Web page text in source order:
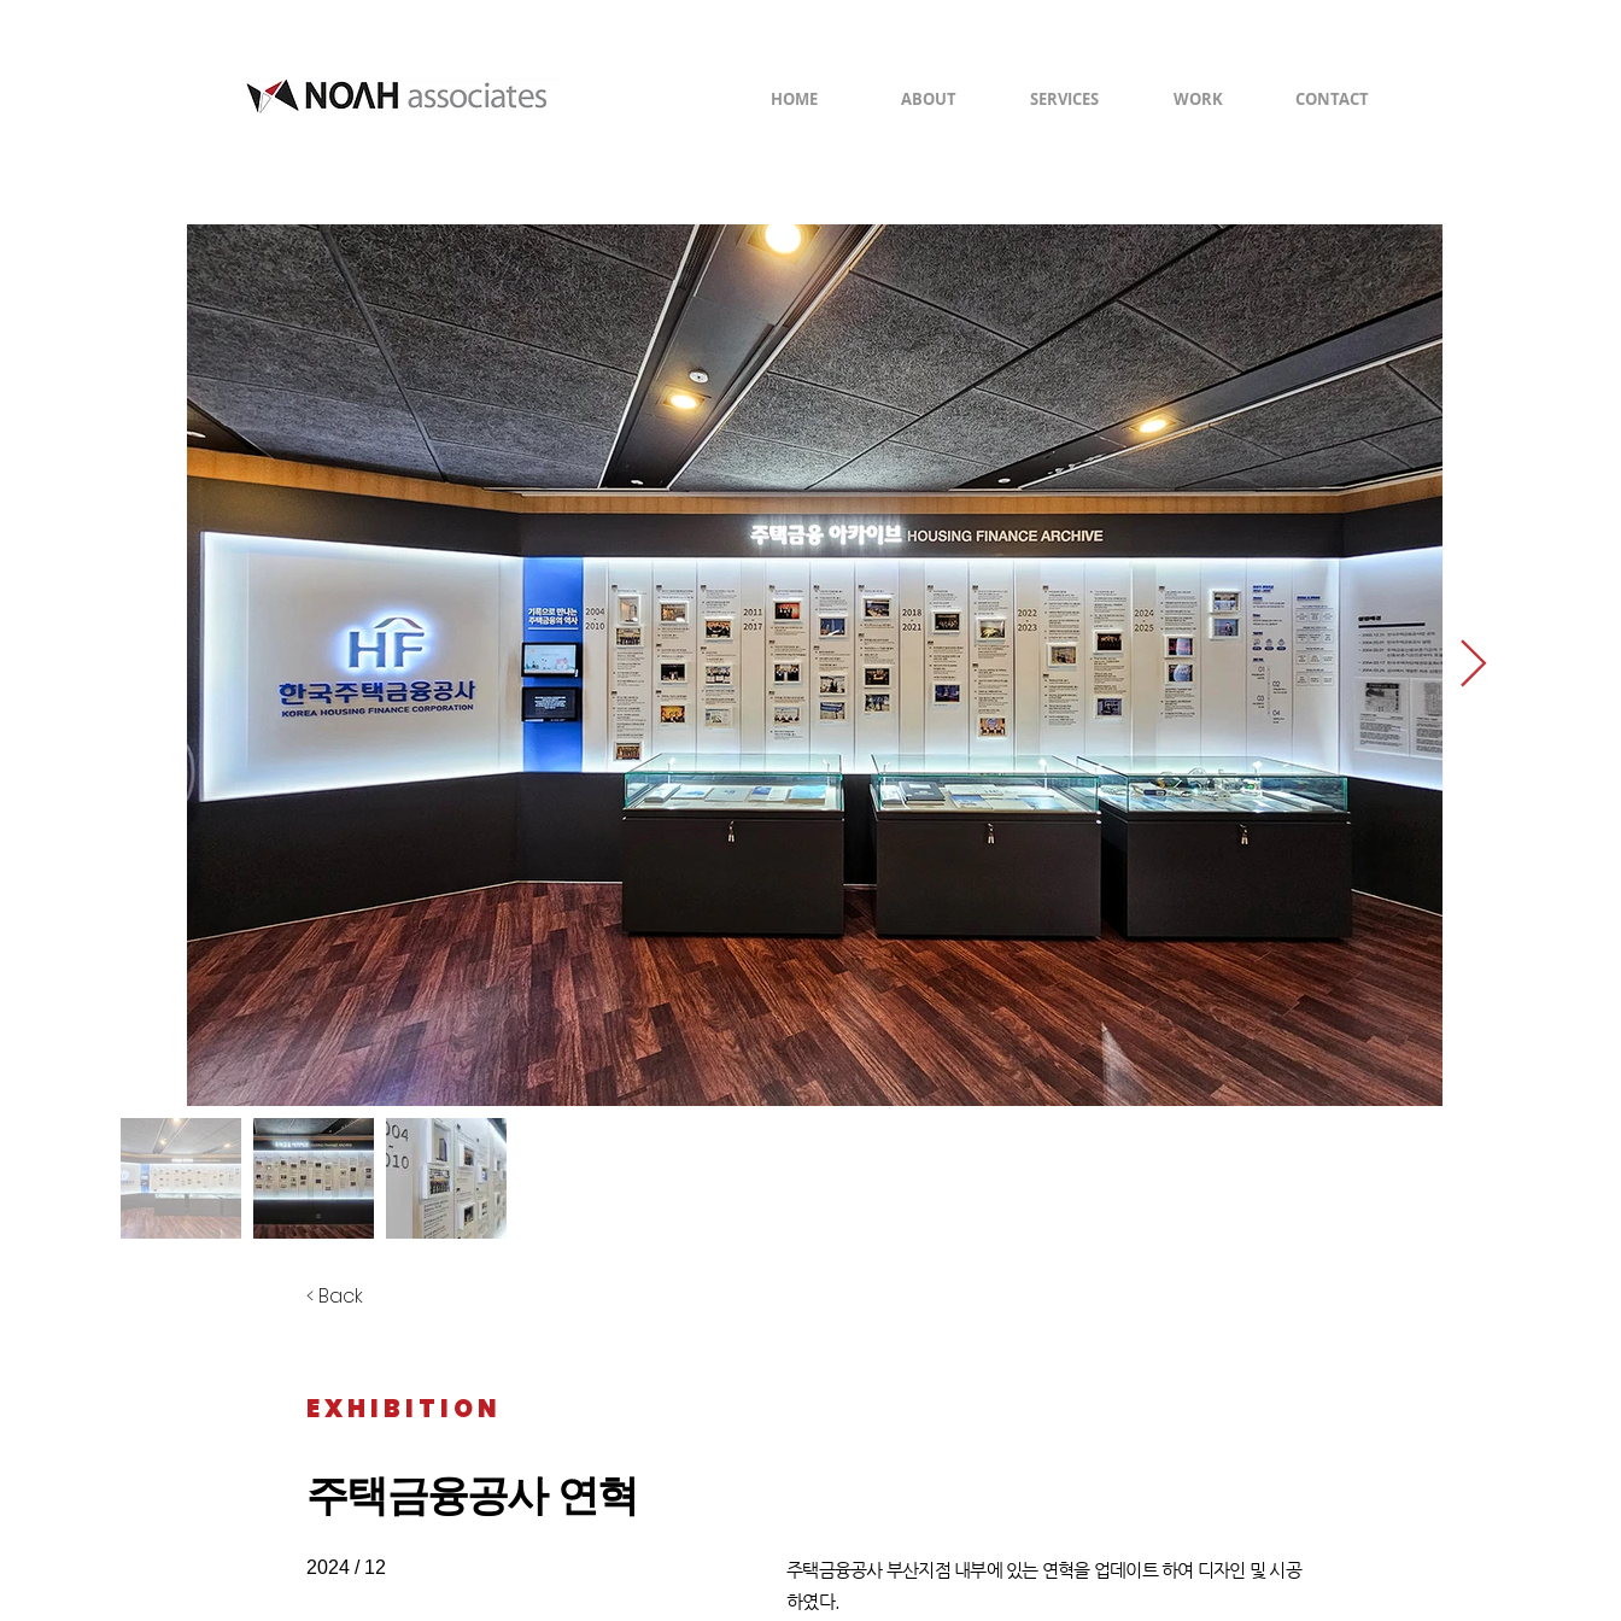
HOME ABOUT SERVICES WORK CONTACT
< Back
EXHIBITION
주택금융공사 연혁
2024 / 12
주택금융공사 부산지점 내부에 있는 연혁을 업데이트 하여 디자인 및 시공
하였다.